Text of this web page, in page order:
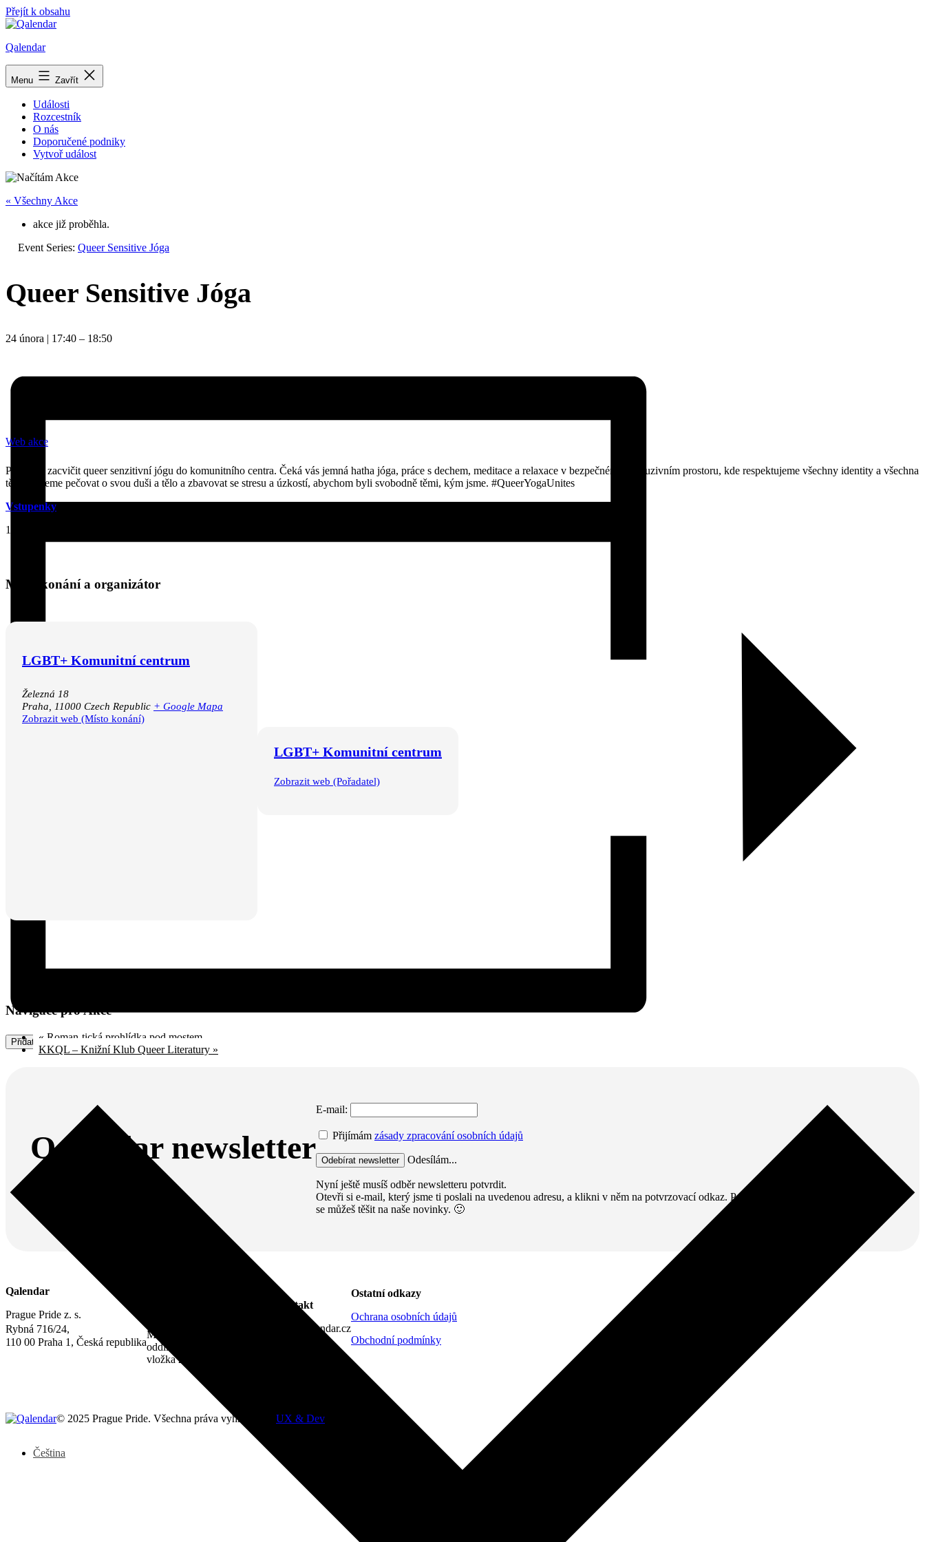
Přejít k obsahu
Qalendar
Menu Zavřít
Události
Rozcestník
O nás
Doporučené podniky
Vytvoř událost
« Všechny Akce
akce již proběhla.
Event Series: Queer Sensitive Jóga
Queer Sensitive Jóga
24 února | 17:40 – 18:50
Přidat do kalendáře
Web akce
Přijďte si zacvičit queer senzitivní jógu do komunitního centra. Čeká vás jemná hatha jóga, práce s dechem, meditace a relaxace v bezpečném a inkluzivním prostoru, kde respektujeme všechny identity a všechna
těla. Budeme pečovat o svou duši a tělo a zbavovat se stresu a úzkostí, abychom byli svobodně těmi, kým jsme. #QueerYogaUnites
Vstupenky
199Kč
Místo konání a organizátor
LGBT+ Komunitní centrum
Železná 18
Praha
11000 Czech Republic + Google Mapa
Zobrazit web (Místo konání)
LGBT+ Komunitní centrum
Zobrazit web (Pořadatel)
Navigace pro Akce
« Roman-tická prohlídka pod mostem
KKQL – Knižní Klub Queer Literatury »
Qalendar newsletter
E-mail:
Přijímám zásady zpracování osobních údajů
Odesílám...
Nyní ještě musíš odběr newsletteru potvrdit.
Otevři si e-mail, který jsme ti poslali na uvedenou adresu, a klikni v něm na potvrzovací odkaz. Pak
se můžeš těšit na naše novinky. 🙂
Qalendar
Prague Pride z. s.
Rybná 716/24,
110 00 Praha 1, Česká republika
Městský soud v Praze,
oddíl L,
vložka 22311
Kontakt
info@qalendar.cz
Ostatní odkazy
Ochrana osobních údajů
Obchodní podmínky
© 2025 Prague Pride. Všechna práva vyhrazena. | UX & Dev
Čeština